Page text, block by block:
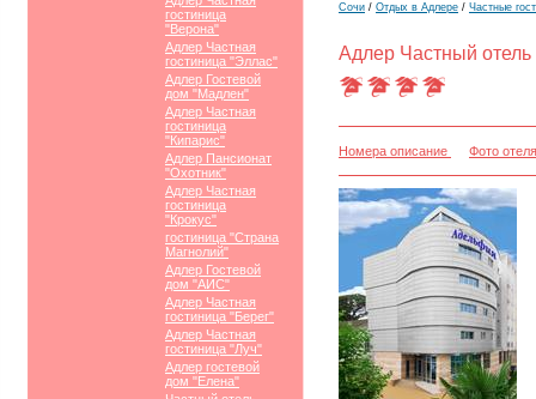
гостиница
"Верона"
Адлер Частная
гостиница "Эллас"
Адлер Гостевой
дом "Мадлен"
Адлер Частная
гостиница
"Кипарис"
Адлер Пансионат
"Охотник"
Адлер Частная
гостиница
"Крокус"
гостиница "Страна
Магнолий"
Адлер Гостевой
дом "АИС"
Адлер Частная
гостиница "Берег"
Адлер Частная
гостиница "Луч"
Адлер гостевой
дом "Елена"
Сочи / Отдых в Адлере / Частные
Адлер Частный
Номера описание Фото отеля